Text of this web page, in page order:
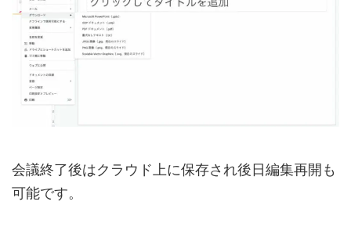
会議終了後はクラウド上に保存され後日編集再開も
可能です。